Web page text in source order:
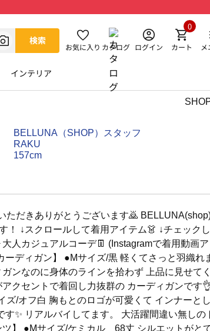
検索
お気に入り カタログ ログイン カート
0
インテリア
BELLUNA（SHOP）スタッフ
RAKU
157cm
ただきありがとうございます🙇
！ ↓スクロールして着用アイテム👗 ↓チェック
人カジュアルコーデ👖 (Instagramで着用動画
ーディガン】 ●Mサイズ/黒 軽くてさっと羽織れ
ンなのに身体のラインを拾わず 上品に見せて
クセントで着回し力抜群の カーディガンです
ズ/オフ白 胸もとのロゴが可愛くて インナーと
す✨ リアルバイしてます。 大活躍間違い無しの
】 ●Mサイズ/ケミカル 68丈 シルエットがと